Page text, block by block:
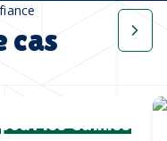
cas
pour les Cannes